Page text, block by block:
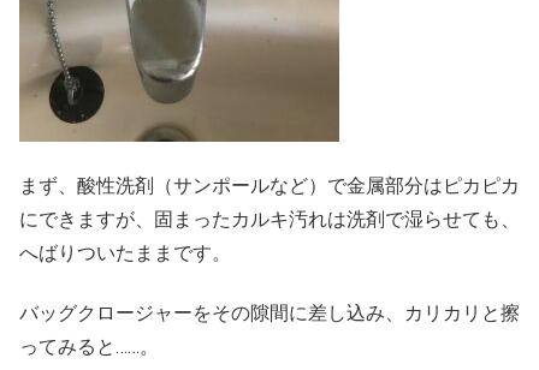
まず、酸性洗剤（サンポールなど）で金属部分はピカピカ
にできますが、固まったカルキ汚れは洗剤で湿らせても、
へばりついたままです。
バッグクロージャーをその隙間に差し込み、カリカリと擦
ってみると……。